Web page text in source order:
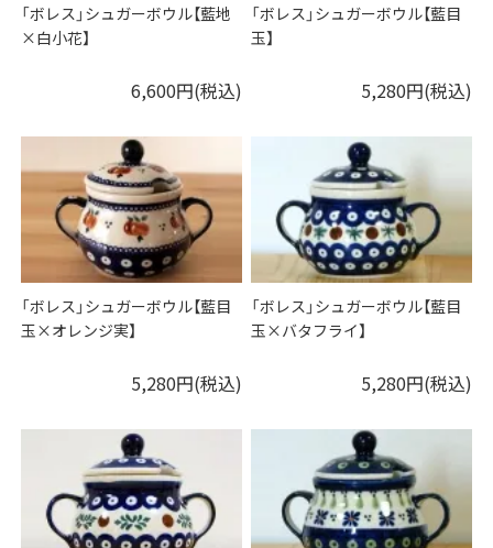
「ボレス」シュガーボウル【藍地
×白小花】
6,600円(税込)
「ボレス」シュガーボウル【藍目
玉】
5,280円(税込)
「ボレス」シュガーボウル【藍目
玉×オレンジ実】
5,280円(税込)
「ボレス」シュガーボウル【藍目
玉×バタフライ】
5,280円(税込)